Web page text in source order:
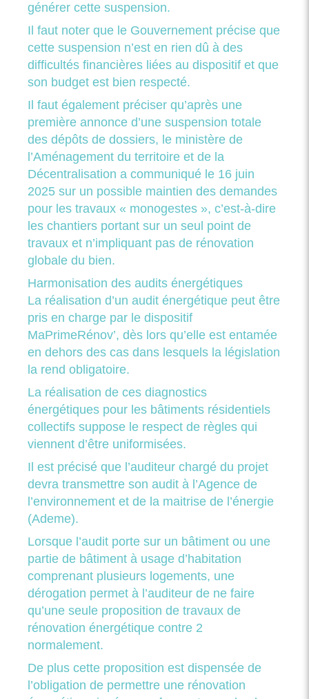
générer cette suspension.
Il faut noter que le Gouvernement précise que
cette suspension n’est en rien dû à des
difficultés financières liées au dispositif et que
son budget est bien respecté.
Il faut également préciser qu’après une
première annonce d’une suspension totale
des dépôts de dossiers, le ministère de
l’Aménagement du territoire et de la
Décentralisation a communiqué le 16 juin
2025 sur un possible maintien des demandes
pour les travaux « monogestes », c’est-à-dire
les chantiers portant sur un seul point de
travaux et n’impliquant pas de rénovation
globale du bien.
Harmonisation des audits énergétiques
La réalisation d’un audit énergétique peut être
pris en charge par le dispositif
MaPrimeRénov’, dès lors qu’elle est entamée
en dehors des cas dans lesquels la législation
la rend obligatoire.
La réalisation de ces diagnostics
énergétiques pour les bâtiments résidentiels
collectifs suppose le respect de règles qui
viennent d’être uniformisées.
Il est précisé que l’auditeur chargé du projet
devra transmettre son audit à l’Agence de
l’environnement et de la maitrise de l’énergie
(Ademe).
Lorsque l’audit porte sur un bâtiment ou une
partie de bâtiment à usage d’habitation
comprenant plusieurs logements, une
dérogation permet à l’auditeur de ne faire
qu’une seule proposition de travaux de
rénovation énergétique contre 2
normalement.
De plus cette proposition est dispensée de
l’obligation de permettre une rénovation